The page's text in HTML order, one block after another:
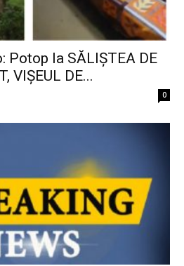
Potop la SĂLIȘTEA DE
VIȘEUL DE...
0